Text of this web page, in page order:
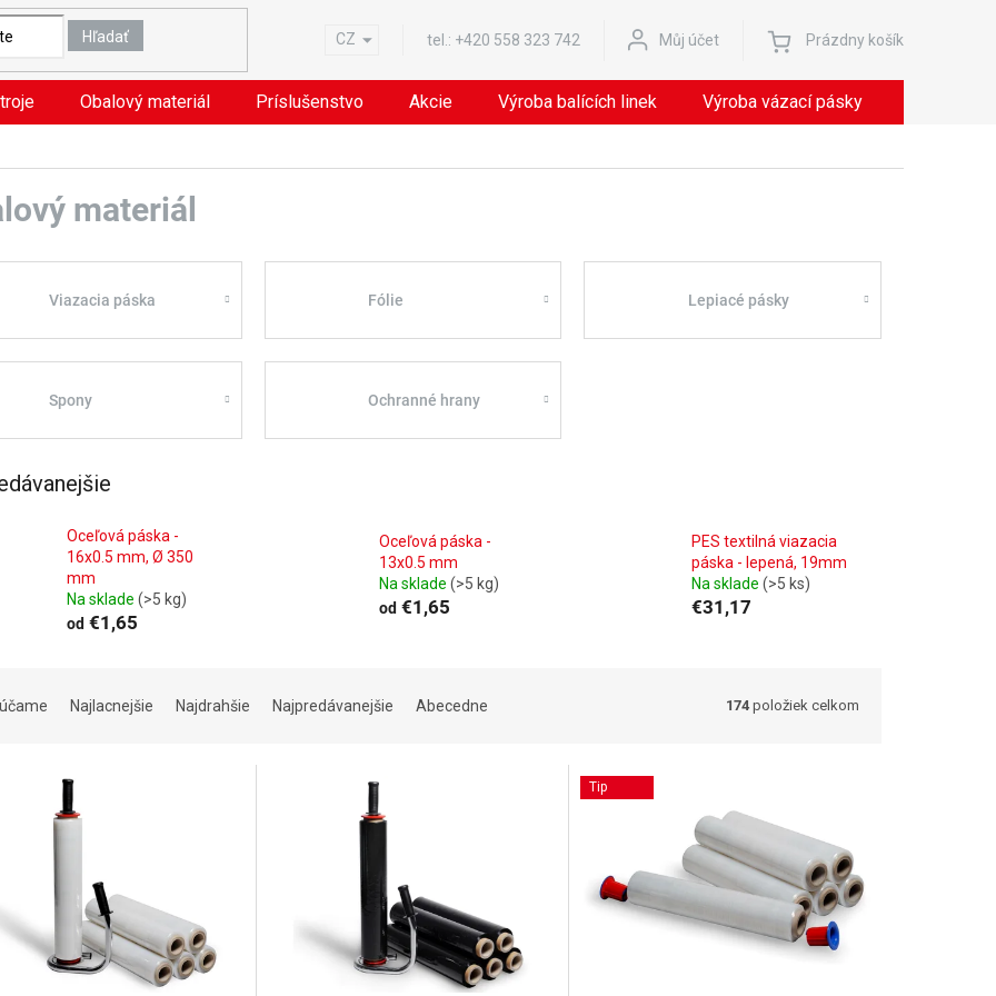
Hľadať CZ tel.: +420 558 323 742 Můj účet
Nákupný
Prázdny košík
Obalový materiál Príslušenstvo Akcie Výroba balících linek Výroba vázací pásky
materiál
Viazacia páska Fólie Lepiacé pásky
Spony Ochranné hrany
Oceľová páska -
16x0.5 mm, Ø 350
mm
Na sklade (>5 kg)
od €1,65
Oceľová páska -
13x0.5 mm
Na sklade (>5 kg)
od€1,65
PES textilná viazacia
páska - lepená, 19mm
Na sklade (>5 ks)
€31,17
Najlacnejšie Najdrahšie Najpredávanejšie Abecedne 174 položiek celkom
Tip